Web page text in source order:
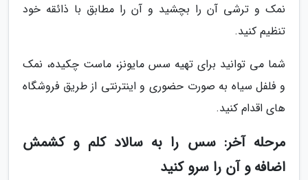
نمک و ترشی آن را بچشید و آن را مطابق با ذائقه خود
تنظیم کنید.
شما می توانید برای تهیه سس مایونز، ماست چکیده، نمک
و فلفل سیاه به صورت حضوری و اینترنتی از طریق فروشگاه
های اقدام کنید.
مرحله آخر: سس را به سالاد کلم و کشمش
اضافه و آن را سرو کنید